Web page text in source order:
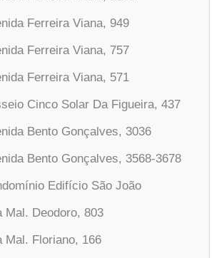
Ferreira Viana, 949
Ferreira Viana, 757
Ferreira Viana, 571
Cinco Solar Da Figueira, 437
Bento Gonçalves, 3036
Bento Gonçalves, 3568-3678
Edifício São João
Mal. Deodoro, 803
Mal. Floriano, 166